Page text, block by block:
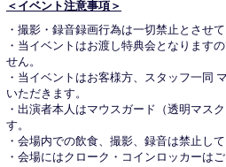
＜イベント注意事項＞
・撮影・録音録画行為は一切禁止とさせて
・当イベントはお渡し特典会となります
せん。
・当イベントはお客様方、スタッフ一同
いただきます。
・出演者本人はマウスガード（透明マス
す。
・会場内での飲食、撮影、録音は禁止して
・会場にはクローク・コインロッカーはご